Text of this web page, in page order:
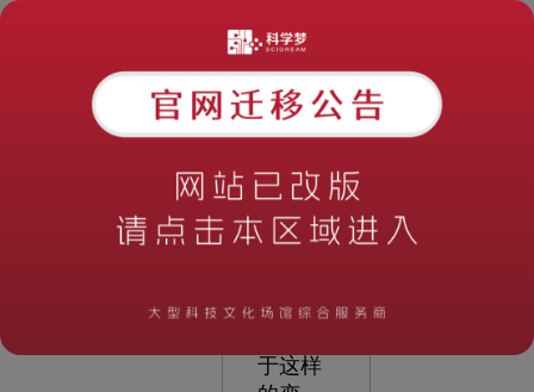
其更为
细化，
课程教
学对不
同年
级、不
同层次
学生的
变得更
于这样